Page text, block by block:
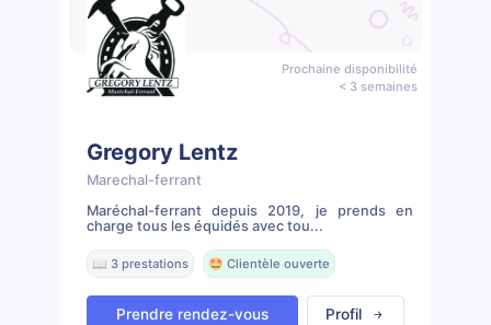
Prochaine disponibilité
< 3 semaines
Gregory Lentz
Marechal-ferrant
Maréchal-ferrant depuis 2019, je prends en
charge tous les équidés avec tou...
📖 3 prestations 🤩 Clientèle ouverte
Prendre rendez-vous Profil